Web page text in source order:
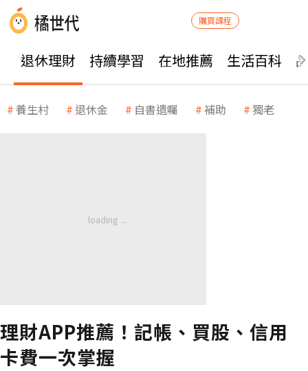
購買課程
退休理財 持續學習 在地推薦 生活百科
養生村 退休金 自書遺囑 補助 獨老
理財APP推薦！記帳、買股、信用
卡費一次掌握